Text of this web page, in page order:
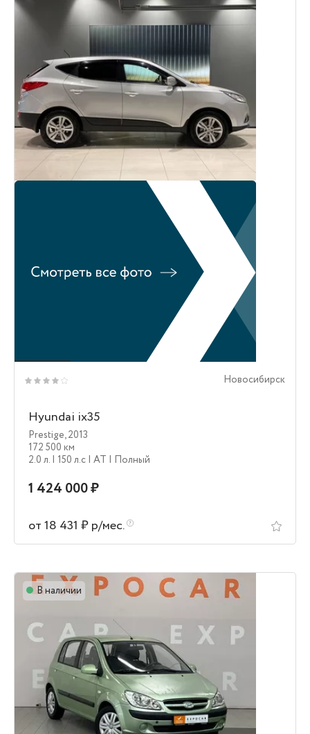
Новосибирск
Hyundai ix35
Prestige,2013
172 500 км
2.0 л. | 150 л.c | AT | Полный
1 424 000 ₽
от 18 431 ₽ р/мес.
В наличии